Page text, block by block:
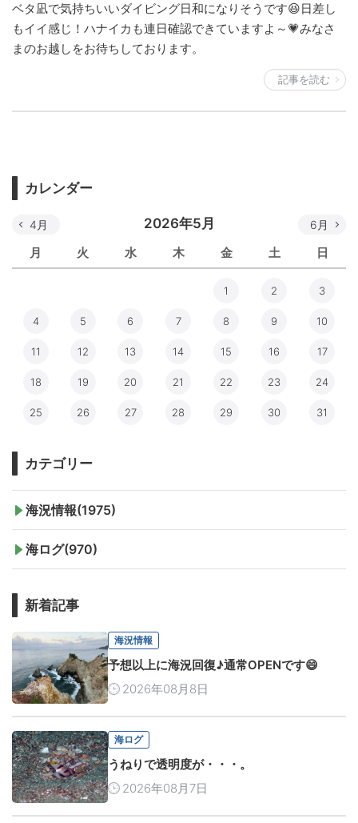
ベタ凪で気持ちいいダイビング日和になりそうです😆日差し
もイイ感じ！ハナイカも連日確認できていますよ～💗みなさ
まのお越しをお待ちしております。
記事を読む
カレンダー
2026年5月
月 火 水 木 金 土 日
4月 6月
1 2 3
4 5 6 7 8 9 10
11 12 13 14 15 16 17
18 19 20 21 22 23 24
25 26 27 28 29 30 31
カテゴリー
海況情報(1975)
海ログ(970)
新着記事
海況情報
予想以上に海況回復♪通常OPENです😄
2026年08月8日
海ログ
うねりで透明度が・・・。
2026年08月7日